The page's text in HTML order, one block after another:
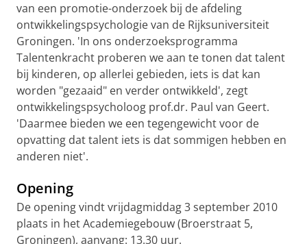
van een promotie-onderzoek bij de afdeling
ontwikkelingspsychologie van de Rijksuniversiteit
Groningen. 'In ons onderzoeksprogramma
Talentenkracht proberen we aan te tonen dat talent
bij kinderen, op allerlei gebieden, iets is dat kan
worden "gezaaid" en verder ontwikkeld', zegt
ontwikkelingspsycholoog prof.dr. Paul van Geert.
'Daarmee bieden we een tegengewicht voor de
opvatting dat talent iets is dat sommigen hebben en
anderen niet'.
Opening
De opening vindt vrijdagmiddag 3 september 2010
plaats in het Academiegebouw (Broerstraat 5,
Groningen), aanvang: 13.30 uur.